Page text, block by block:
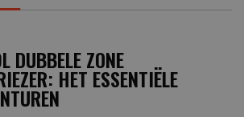
DUBBELE ZONE
HET ESSENTIËLE